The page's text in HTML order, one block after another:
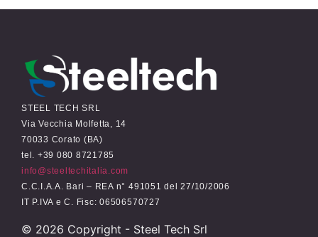
STEEL TECH SRL
Via Vecchia Molfetta, 14
70033 Corato (BA)
tel. +39 080 8721785
info@steeltechitalia.com
C.C.I.A.A. Bari – REA n° 491051 del 27/10/2006
IT P.IVA e C. Fisc: 06506570727
© 2026 Copyright - Steel Tech Srl